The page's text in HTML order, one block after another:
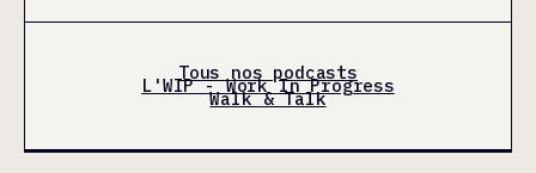
Tous nos podcasts
L'WIP - Work In Progress
Walk & Talk